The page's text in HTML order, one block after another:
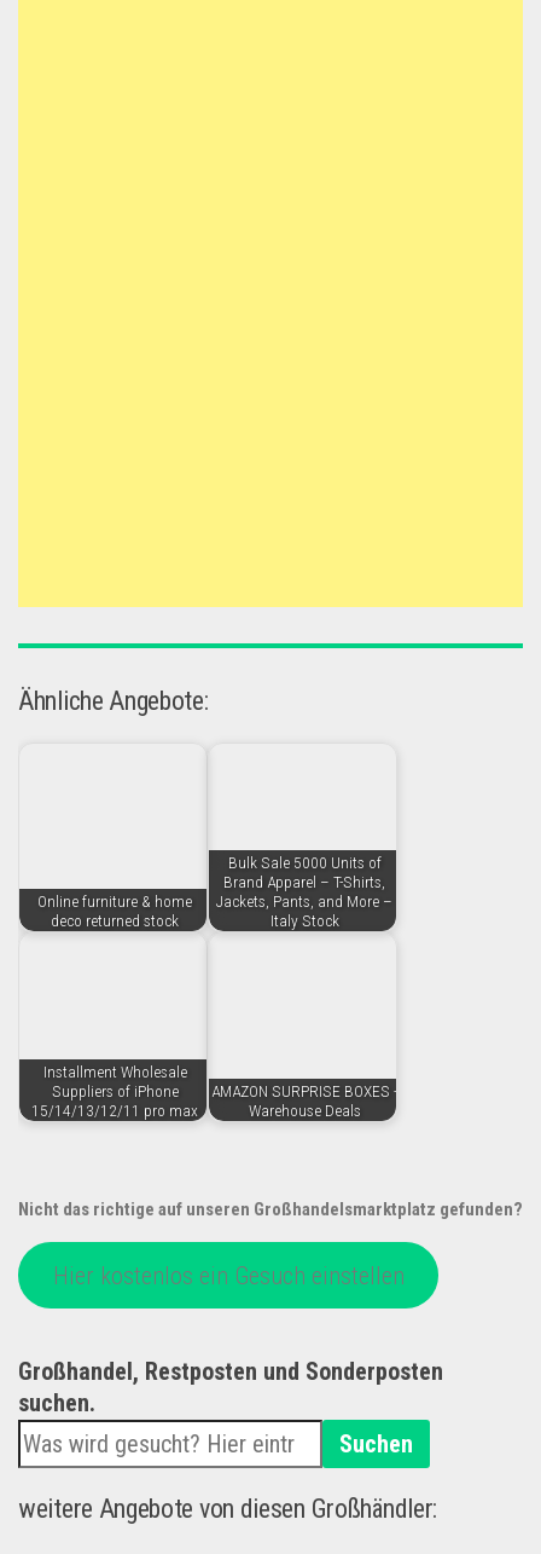
Ähnliche Angebote:
Online furniture & home
deco returned stock
Bulk Sale 5000 Units of
Brand Apparel – T-Shirts,
Jackets, Pants, and More –
Italy Stock
Installment Wholesale
Suppliers of iPhone
15/14/13/12/11 pro max
AMAZON SURPRISE BOXES -
Warehouse Deals
Nicht das richtige auf unseren Großhandelsmarktplatz gefunden?
Hier kostenlos ein Gesuch einstellen
Großhandel, Restposten und Sonderposten
suchen.
Suchen
weitere Angebote von diesen Großhändler: